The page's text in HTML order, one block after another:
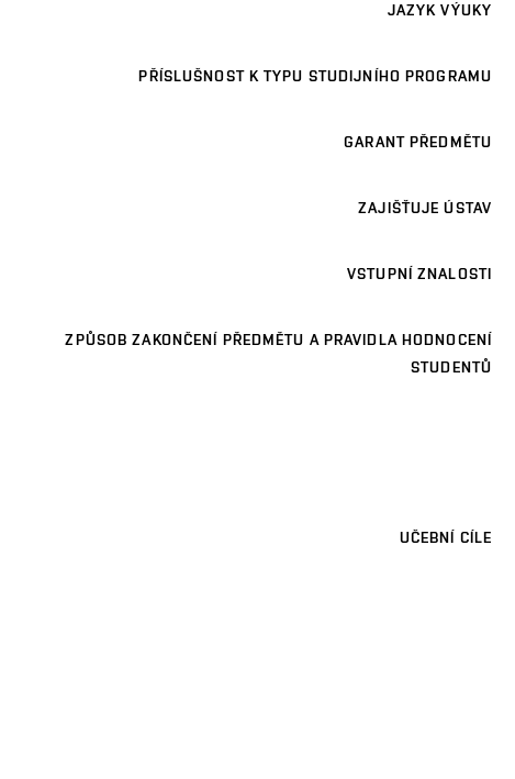
JAZYK VÝUKY
PŘÍSLUŠNOST K TYPU STUDIJNÍHO PROGRAMU
GARANT PŘEDMĚTU
ZAJIŠŤUJE ÚSTAV
VSTUPNÍ ZNALOSTI
ZPŮSOB ZAKONČENÍ PŘEDMĚTU A PRAVIDLA HODNOCENÍ
STUDENTŮ
UČEBNÍ CÍLE